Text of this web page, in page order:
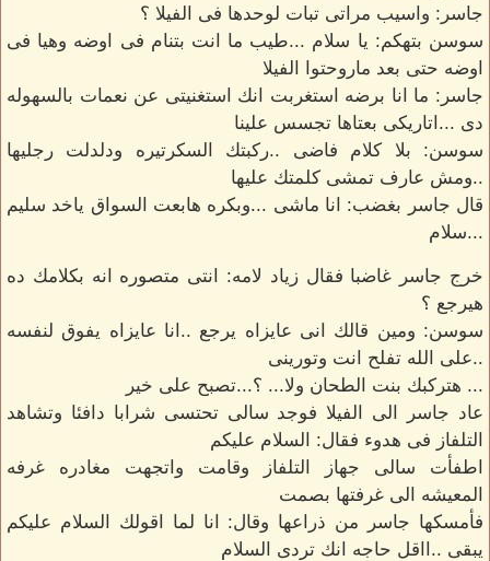
جاسر: واسيب مراتى تبات لوحدها فى الفيلا ؟
سوسن بتهكم: يا سلام ...طيب ما انت بتنام فى اوضه وهيا فى
اوضه حتى بعد ماروحتوا الفيلا
جاسر: ما انا برضه استغربت انك استغنيتى عن نعمات بالسهوله
دى ...اتاريكى بعتاها تجسس علينا
سوسن: بلا كلام فاضى ..ركبتك السكرتيره ودلدلت رجليها
..ومش عارف تمشى كلمتك عليها
قال جاسر بغضب: انا ماشى ...وبكره هابعت السواق ياخد سليم
...سلام
خرج جاسر غاضبا فقال زياد لامه: انتى متصوره انه بكلامك ده
هيرجع ؟
سوسن: ومين قالك انى عايزاه يرجع ..انا عايزاه يفوق لنفسه
..على الله تفلح انت وتورينى
... هتركبك بنت الطحان ولا... ؟...تصبح على خير
عاد جاسر الى الفيلا فوجد سالى تحتسى شرابا دافئا وتشاهد
التلفاز فى هدوء فقال: السلام عليكم
اطفأت سالى جهاز التلفاز وقامت واتجهت مغادره غرفه
المعيشه الى غرفتها بصمت
فأمسكها جاسر من ذراعها وقال: انا لما اقولك السلام عليكم
يبقى ..ااقل حاجه انك تردى السلام